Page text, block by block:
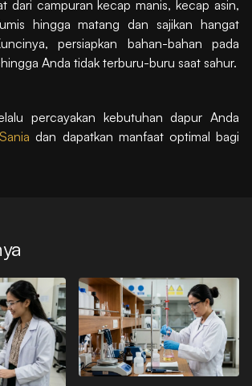
dari campuran kecap manis, kecap asin,
hingga matang dan sajikan hangat
persiapkan bahan-bahan pada
Anda tidak terburu-buru saat sahur.
percayakan kebutuhan dapur Anda
dan dapatkan manfaat optimal bagi